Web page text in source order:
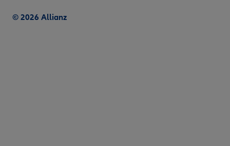
© 2026 Allianz